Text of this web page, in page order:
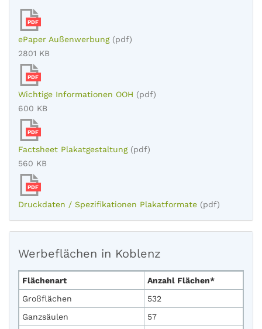
PDF
ePaper Außenwerbung (pdf)
2801 KB
PDF
Wichtige Informationen OOH (pdf)
600 KB
PDF
Factsheet Plakatgestaltung (pdf)
560 KB
PDF
Druckdaten / Spezifikationen Plakatformate (pdf)
Werbeflächen in Koblenz
Flächenart
Anzahl Flächen*
Großflächen
532
Ganzsäulen
57